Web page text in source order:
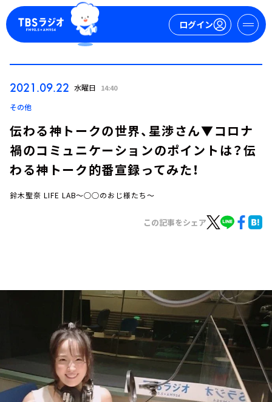
ログイン
イベント・グッズ
YouTube
会社情報
2021.09.22 水曜日 14:40
その他
伝わる神トークの世界、星渉さん▼コロナ
禍のコミュニケーションのポイントは？伝
わる神トーク的番宣録ってみた！
鈴木聖奈 LIFE LAB～○○のおじ様たち～
この記事をシェア